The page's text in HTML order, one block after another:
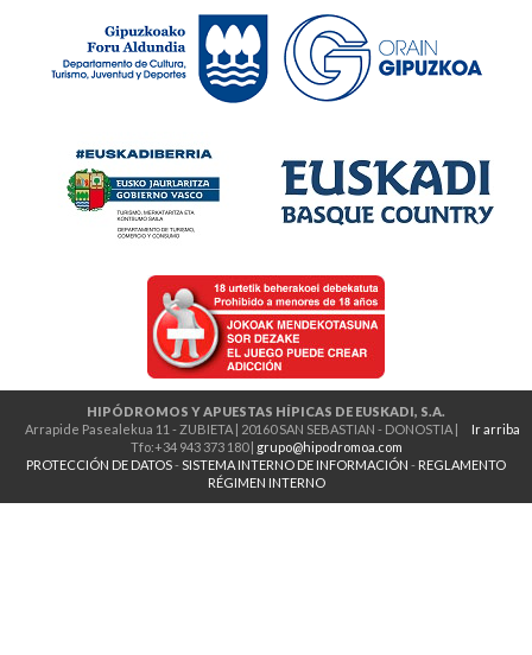
HIPÓDROMOS Y APUESTAS HÍPICAS DE EUSKADI, S.A.
Ir arriba
Arrapide Pasealekua 11 - ZUBIETA | 20160 SAN SEBASTIAN - DONOSTIA |
Tfo:+34 943 373 180 | grupo@hipodromoa.com
PROTECCIÓN DE DATOS-SISTEMA INTERNO DE INFORMACIÓN - REGLAMENTO
RÉGIMEN INTERNO